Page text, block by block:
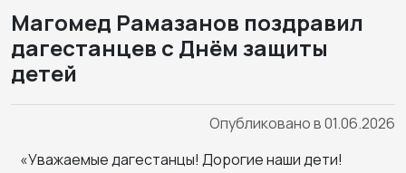
Магомед Рамазанов поздравил
дагестанцев с Днём защиты
детей
Опубликовано в 01.06.2026
«Уважаемые дагестанцы! Дорогие наши дети!